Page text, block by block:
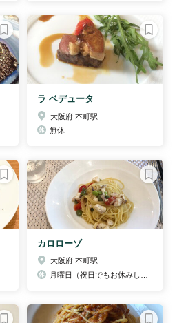
ラ ベデュータ
大阪府 本町駅
無休
カロローゾ
大阪府 本町駅